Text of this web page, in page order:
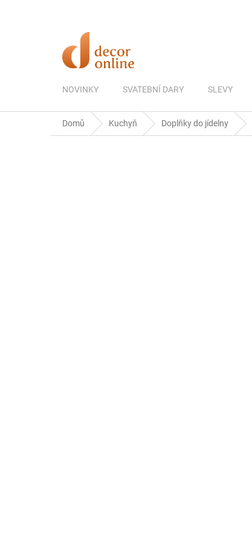
NOVINKY SVATEBNÍ DARY SLEVY
Domů Kuchyň Doplňky do jídelny